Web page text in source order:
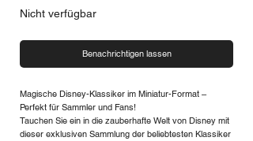
Nicht verfügbar
Benachrichtigen lassen
Magische Disney-Klassiker im Miniatur-Format –
Perfekt für Sammler und Fans!
Tauchen Sie ein in die zauberhafte Welt von Disney mit
dieser exklusiven Sammlung der beliebtesten Klassiker